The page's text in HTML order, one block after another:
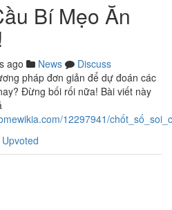
Bí Mẹo Ăn
ago News
Discuss
pháp đơn giản để dự đoán các
Đừng bối rối nữa! Bài viết này
12297941/